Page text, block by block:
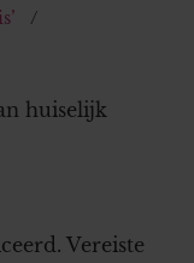
huiselijk
Vereiste